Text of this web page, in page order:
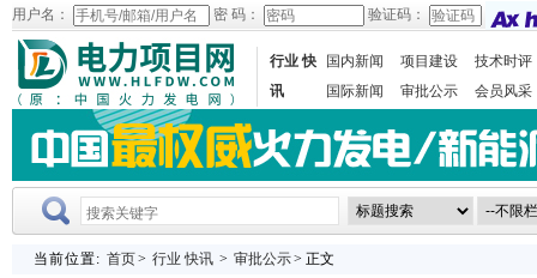
用户名： 密 码： 验证码：
行业 快
讯
国内新闻 项目建设
技术时评
国际新闻
审批公示 会员风采
当前位置: 首页> 行业 快讯 > 审批公示> 正文